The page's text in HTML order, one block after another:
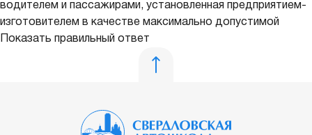
водителем и пассажирами, установленная предприятием-
изготовителем в качестве максимально допустимой
Показать правильный ответ